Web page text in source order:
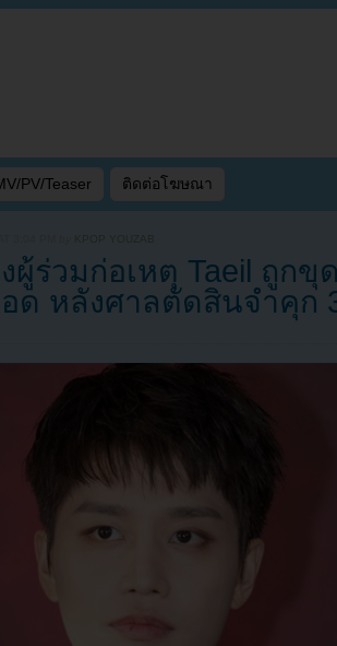
PV/Teaser ติดต่อโฆษณา
KPOP YOUZAB
ผู้ร่วมก่อเหตุ Taeil ถูกขุ
อด หลังศาลตัดสินจำคุก